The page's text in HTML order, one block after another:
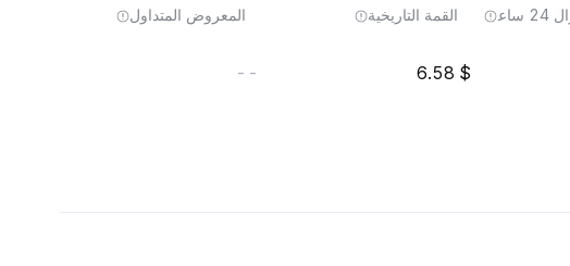
حجم التداول طوال 24 ساع
القمة التاريخية
6.58
المعروض المتداول
--